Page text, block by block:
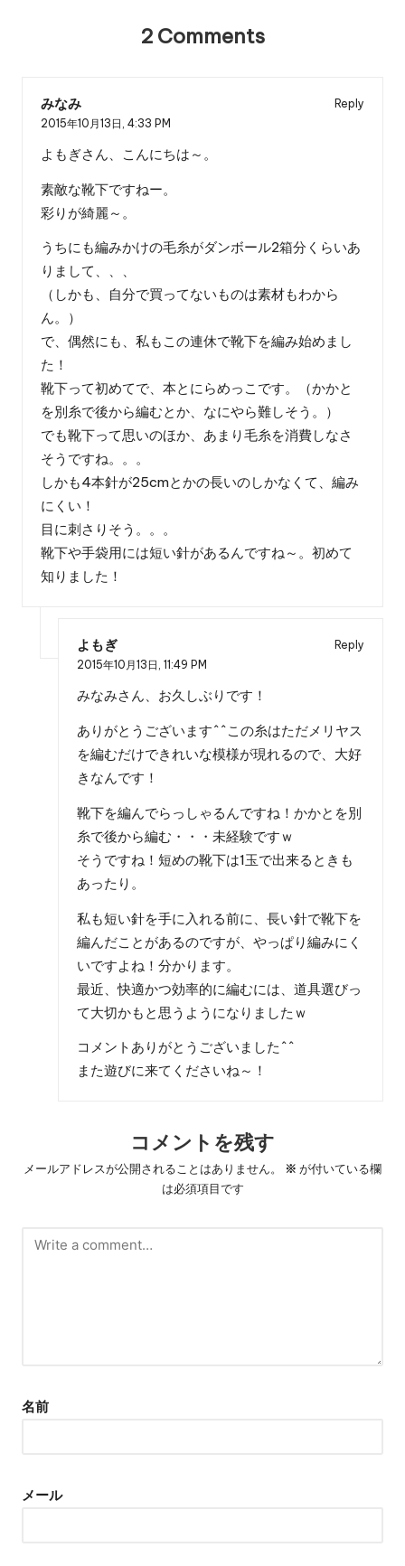
2 Comments
みなみ
Reply
2015年10月13日, 4:33 PM
よもぎさん、こんにちは～。
素敵な靴下ですねー。
彩りが綺麗～。
うちにも編みかけの毛糸がダンボール2箱分くらいあ
りまして、、、
（しかも、自分で買ってないものは素材もわから
ん。）
で、偶然にも、私もこの連休で靴下を編み始めまし
た！
靴下って初めてで、本とにらめっこです。（かかと
を別糸で後から編むとか、なにやら難しそう。）
でも靴下って思いのほか、あまり毛糸を消費しなさ
そうですね。。。
しかも4本針が25cmとかの長いのしかなくて、編み
にくい！
目に刺さりそう。。。
靴下や手袋用には短い針があるんですね～。初めて
知りました！
よもぎ
Reply
2015年10月13日, 11:49 PM
みなみさん、お久しぶりです！
ありがとうございます^^この糸はただメリヤス
を編むだけできれいな模様が現れるので、大好
きなんです！
靴下を編んでらっしゃるんですね！かかとを別
糸で後から編む・・・未経験ですｗ
そうですね！短めの靴下は1玉で出来るときも
あったり。
私も短い針を手に入れる前に、長い針で靴下を
編んだことがあるのですが、やっぱり編みにく
いですよね！分かります。
最近、快適かつ効率的に編むには、道具選びっ
て大切かもと思うようになりましたｗ
コメントありがとうございました^^
また遊びに来てくださいね～！
コメントを残す
メールアドレスが公開されることはありません。 ※ が付いている欄
は必須項目です
名前
メール